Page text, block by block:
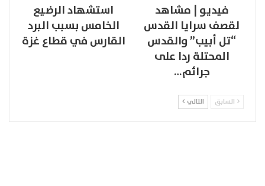
فيديو | مشاهد
لقصف سرايا القدس
“تل أبيب” والقدس
المحتلة ردا على
جرائم…
استشهاد الرضيع
الخامس بسبب البرد
القارس في قطاع غزة
السابق التالي